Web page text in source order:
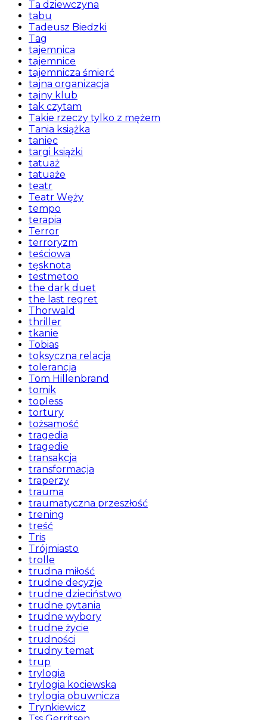
Ta dziewczyna
tabu
Tadeusz Biedzki
Tag
tajemnica
tajemnice
tajemnicza śmierć
tajna organizacja
tajny klub
tak czytam
Takie rzeczy tylko z mężem
Tania książka
taniec
targi książki
tatuaż
tatuaże
teatr
Teatr Węży
tempo
terapia
Terror
terroryzm
teściowa
tęsknota
testmetoo
the dark duet
the last regret
Thorwald
thriller
tkanie
Tobias
toksyczna relacja
tolerancja
Tom Hillenbrand
tomik
topless
tortury
tożsamość
tragedia
tragedie
transakcja
transformacja
traperzy
trauma
traumatyczna przeszłość
trening
treść
Tris
Trójmiasto
trolle
trudna miłość
trudne decyzje
trudne dzieciństwo
trudne pytania
trudne wybory
trudne życie
trudności
trudny temat
trup
trylogia
trylogia kociewska
trylogia obuwnicza
Trynkiewicz